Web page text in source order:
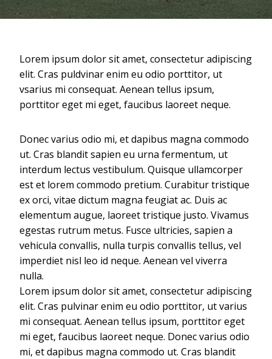
Lorem ipsum dolor sit amet, consectetur adipiscing
elit. Cras puldvinar enim eu odio porttitor, ut
vsarius mi consequat. Aenean tellus ipsum,
porttitor eget mi eget, faucibus laoreet neque.
Donec varius odio mi, et dapibus magna commodo
ut. Cras blandit sapien eu urna fermentum, ut
interdum lectus vestibulum. Quisque ullamcorper
est et lorem commodo pretium. Curabitur tristique
ex orci, vitae dictum magna feugiat ac. Duis ac
elementum augue, laoreet tristique justo. Vivamus
egestas rutrum metus. Fusce ultricies, sapien a
vehicula convallis, nulla turpis convallis tellus, vel
imperdiet nisl leo id neque. Aenean vel viverra
nulla.
Lorem ipsum dolor sit amet, consectetur adipiscing
elit. Cras pulvinar enim eu odio porttitor, ut varius
mi consequat. Aenean tellus ipsum, porttitor eget
mi eget, faucibus laoreet neque. Donec varius odio
mi, et dapibus magna commodo ut. Cras blandit